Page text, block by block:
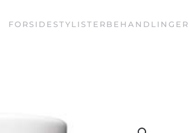
FORSIDE STYLISTERBEHANDLINGER